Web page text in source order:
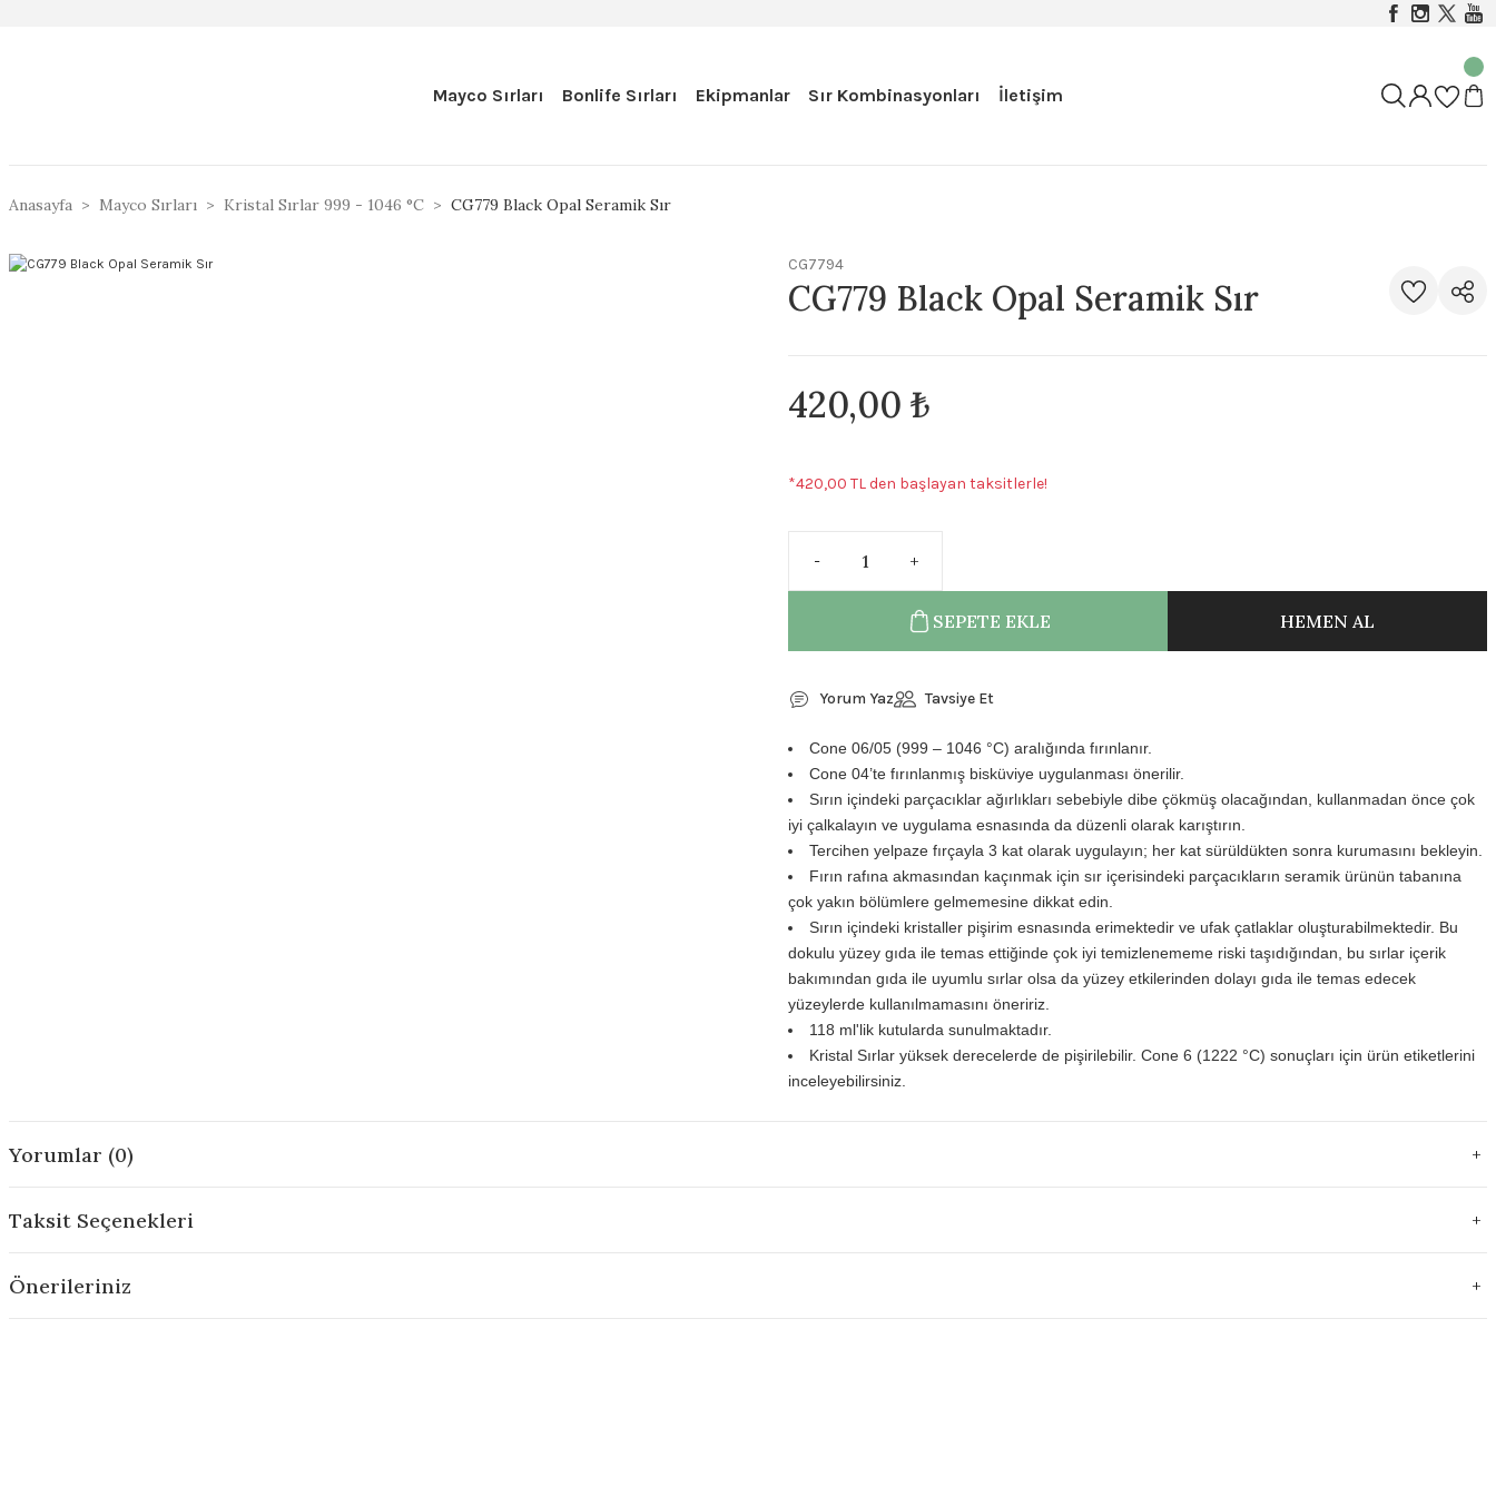
Mayco Sırları Bonlife Sırları Ekipmanlar Sır Kombinasyonları İletişim
Anasayfa Mayco Sırları Kristal Sırlar 999 - 1046 °C CG779 Black Opal Seramik Sır
CG7794
CG779 Black Opal Seramik Sır
420,00 ₺
*420,00 TL den başlayan taksitlerle!
SEPETE EKLE HEMEN AL
Yorum Yaz Tavsiye Et
Cone 06/05 (999 – 1046 °C) aralığında fırınlanır.
Cone 04’te fırınlanmış bisküviye uygulanması önerilir.
Sırın içindeki parçacıklar ağırlıkları sebebiyle dibe çökmüş olacağından, kullanmadan önce çok
iyi çalkalayın ve uygulama esnasında da düzenli olarak karıştırın.
Tercihen yelpaze fırçayla 3 kat olarak uygulayın; her kat sürüldükten sonra kurumasını bekleyin.
Fırın rafına akmasından kaçınmak için sır içerisindeki parçacıkların seramik ürünün tabanına
çok yakın bölümlere gelmemesine dikkat edin.
Sırın içindeki kristaller pişirim esnasında erimektedir ve ufak çatlaklar oluşturabilmektedir. Bu
dokulu yüzey gıda ile temas ettiğinde çok iyi temizlenememe riski taşıdığından, bu sırlar içerik
bakımından gıda ile uyumlu sırlar olsa da yüzey etkilerinden dolayı gıda ile temas edecek
yüzeylerde kullanılmamasını öneririz.
118 ml'lik kutularda sunulmaktadır.
Kristal Sırlar yüksek derecelerde de pişirilebilir. Cone 6 (1222 °C) sonuçları için ürün etiketlerini
inceleyebilirsiniz.
Yorumlar (0)
Taksit Seçenekleri
Önerileriniz